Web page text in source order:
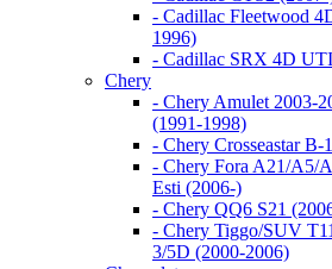
- Cadillac Fleetwood
1996)
- Cadillac SRX 4D
Chery
- Chery Amulet 2003-
(1991-1998)
- Chery Crosseastar B-
- Chery Fora A21/A5/
Esti (2006-)
- Chery QQ6 S21
- Chery Tiggo/SUV
3/5D (2000-2006)